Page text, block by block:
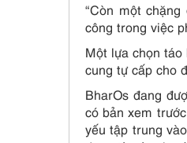
“Còn một
công trong việc
Một lựa chọn
cung tự cấp cho
BharOs đang
có bản xem
yếu tập trung